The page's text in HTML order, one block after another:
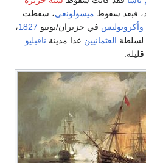
فبعد سقوط ميسولونغي، سقطت
وأكروبوليس في حزيران/يونيو 1827،
لسلطة العثمانيين عدا مدينة نافبليو